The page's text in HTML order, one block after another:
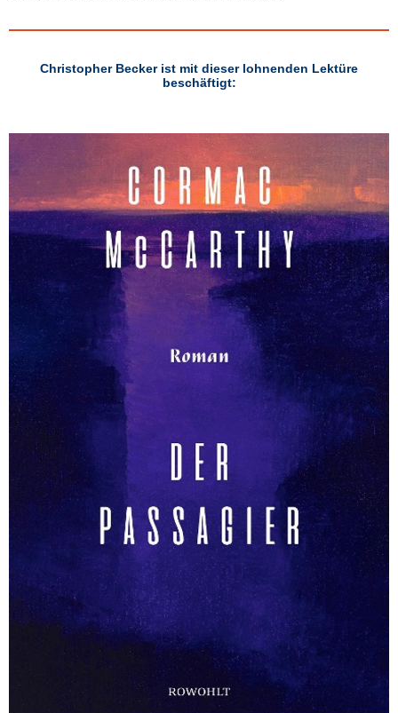
Christopher Becker ist mit dieser lohnenden Lektüre
beschäftigt: